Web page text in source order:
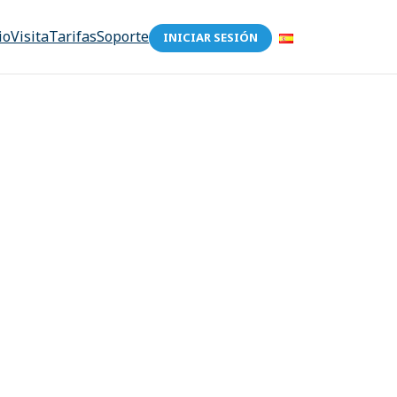
VisitaTarifasSoporte INICIAR SESIÓN